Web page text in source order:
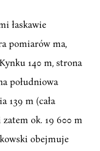
łaskawie
pomiarów ma,
140 m, strona
południowa
139 m (cała
ok. 19 600 m
obejmuje